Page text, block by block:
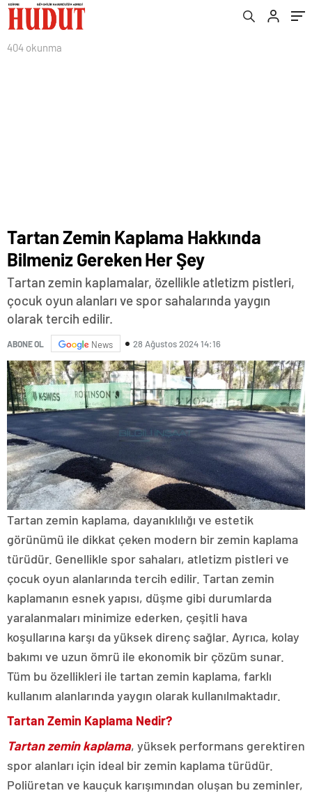
404 okunma
Tartan Zemin Kaplama Hakkında
Bilmeniz Gereken Her Şey
Tartan zemin kaplamalar, özellikle atletizm pistleri,
çocuk oyun alanları ve spor sahalarında yaygın
olarak tercih edilir.
ABONE OL News 28 Ağustos 2024 14:16
Tartan zemin kaplama, dayanıklılığı ve estetik
görünümü ile dikkat çeken modern bir zemin kaplama
türüdür. Genellikle spor sahaları, atletizm pistleri ve
çocuk oyun alanlarında tercih edilir. Tartan zemin
kaplamanın esnek yapısı, düşme gibi durumlarda
yaralanmaları minimize ederken, çeşitli hava
koşullarına karşı da yüksek direnç sağlar. Ayrıca, kolay
bakımı ve uzun ömrü ile ekonomik bir çözüm sunar.
Tüm bu özellikleri ile tartan zemin kaplama, farklı
kullanım alanlarında yaygın olarak kullanılmaktadır.
Tartan Zemin Kaplama Nedir?
Tartan zemin kaplama, yüksek performans gerektiren
spor alanları için ideal bir zemin kaplama türüdür.
Poliüretan ve kauçuk karışımından oluşan bu zeminler,